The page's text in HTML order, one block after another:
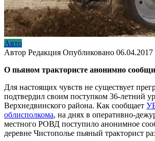
Авто
Автор Редакция Опубликовано 06.04.2017
О пьяном трактористе анонимно
Для настоящих чувств не существует
подтвердил своим поступком 36-летний
Верхнедвинского района. Как сообщает
облисполкома, на днях в оперативно-
местного РОВД поступило анонимное
деревне Чистополье пьяный тракторист